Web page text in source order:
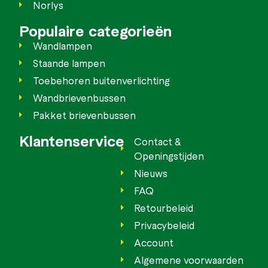
Norlys
Populaire categorieën
Wandlampen
Staande lampen
Toebehoren buitenverlichting
Wandbrievenbussen
Pakket brievenbussen
Klantenservice
Contact &
Openingstijden
Nieuws
FAQ
Retourbeleid
Privacybeleid
Account
Algemene voorwaarden